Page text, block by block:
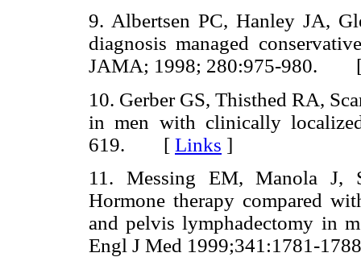
9. Albertsen PC, Hanley JA,
diagnosis managed
JAMA; 1998; 280:975-980.
10. Gerber GS, Thisthed RA,
in men with clinically
619. [ Links ]
11. Messing EM, Manola J,
Hormone therapy compared
and pelvis lymphadectomy in
Engl J Med 1999;341:1781-